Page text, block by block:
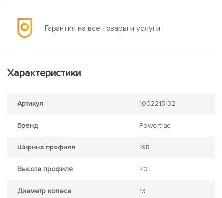
Гарантия на все товары и услуги
Характеристики
Артикул 1002215132
Бренд Powertrac
Ширина профиля 185
Высота профиля 70
Диаметр колеса 13